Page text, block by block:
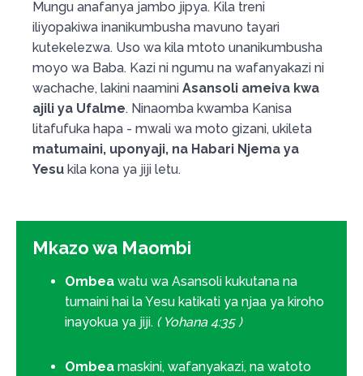
Mungu anafanya jambo jipya. Kila treni
iliyopakiwa inanikumbusha mavuno tayari
kutekelezwa. Uso wa kila mtoto unanikumbusha
moyo wa Baba. Kazi ni ngumu na wafanyakazi ni
wachache, lakini naamini Asansoli ameiva kwa
ajili ya Ufalme. Ninaomba kwamba Kanisa
litafufuka hapa - mwali wa moto gizani, ukileta
matumaini, uponyaji, na Habari Njema ya
Yesu kila kona ya jiji letu.
Mkazo wa Maombi
Ombea watu wa Asansoli kukutana na
tumaini hai la Yesu katikati ya njaa ya kiroho
inayokua ya jiji. ( Yohana 4:35 )
Ombea maskini, wafanyakazi, na watoto